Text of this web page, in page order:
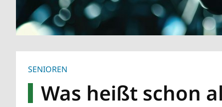
SENIOREN
Was heißt schon